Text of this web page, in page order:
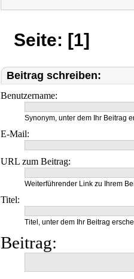
Seite: [1]
Beitrag schreiben:
Benutzername:
Synonym, unter dem Ihr Beitrag
E-Mail:
URL zum Beitrag:
Weiterführender Link zu Ihrem
Titel:
Titel, unter dem Ihr Beitrag
Beitrag: